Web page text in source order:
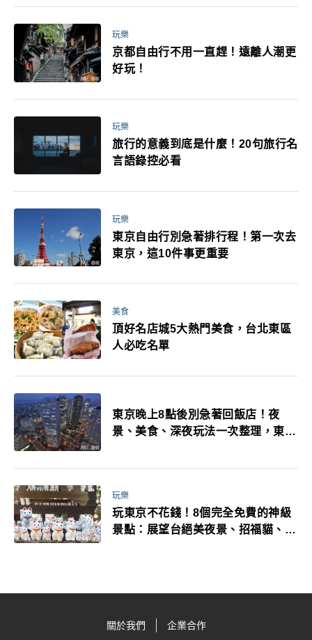
玩樂
京都自由行不用一直趕！遠離人潮更
好玩！
玩樂
旅行的意義到底是什麼！20句旅行名
言語錄控必看
玩樂
東京自由行別急著排行程！第一次去
東京，這10件事更重要
美食
頂好名店城5大熱門美食，台北東區
人必吃名單
東京晚上8點後別急著回飯店！夜
景、美食、深夜玩法一次整理，東京
玩樂
玩東京不花錢！8個完全免費的神級
景點：展望台絕美夜景、招福貓、皇
關於我們 企業合作